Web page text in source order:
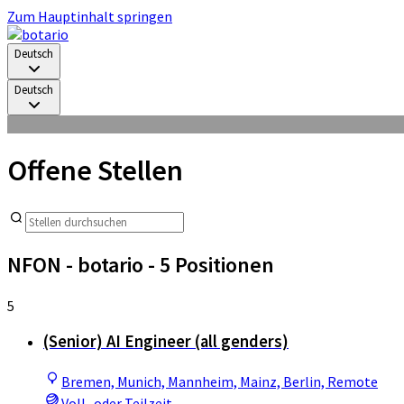
Zum Hauptinhalt springen
Deutsch
Deutsch
Offene Stellen
NFON - botario - 5 Positionen
5
(Senior) AI Engineer (all genders)
Bremen, Munich, Mannheim, Mainz, Berlin, Remote